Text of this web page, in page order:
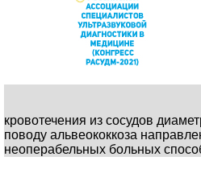
кровотечения из сосудов
поводу альвеококкоза
неоперабельных больных